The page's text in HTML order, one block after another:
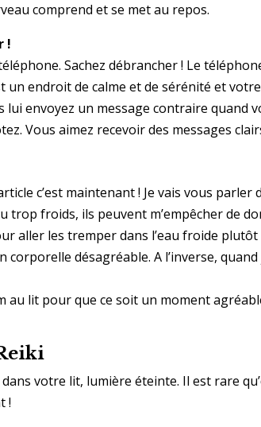
comprend et se met au repos.
!
Sachez débrancher ! Le
endroit de calme et de sérénité et
lui envoyez un message contraire quand
Vous aimez recevoir des messages
c’est maintenant ! Je vais vous parler
trop froids, ils peuvent m’empêcher de
aller les tremper dans l’eau froide plutôt
désagréable. A l’inverse,
lit pour que ce soit un moment
votre lit, lumière éteinte. Il est rare
!